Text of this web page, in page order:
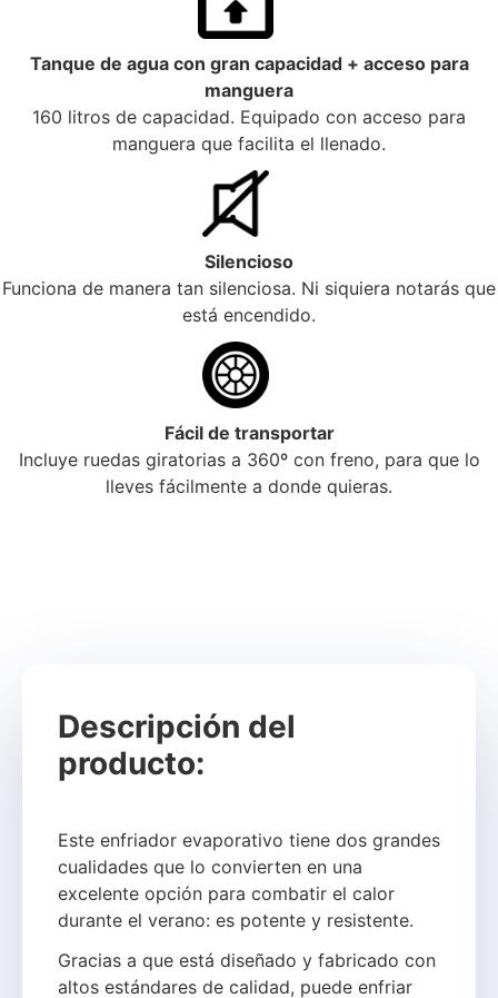
Tanque de agua con gran capacidad + acceso para
manguera
160 litros de capacidad. Equipado con acceso para
manguera que facilita el llenado.
Silencioso
Funciona de manera tan silenciosa. Ni siquiera notarás que
está encendido.
Fácil de transportar
Incluye ruedas giratorias a 360º con freno, para que lo
lleves fácilmente a donde quieras.
Descripción del
producto:
Este enfriador evaporativo tiene dos grandes
cualidades que lo convierten en una
excelente opción para combatir el calor
durante el verano: es potente y resistente.
Gracias a que está diseñado y fabricado con
altos estándares de calidad, puede enfriar